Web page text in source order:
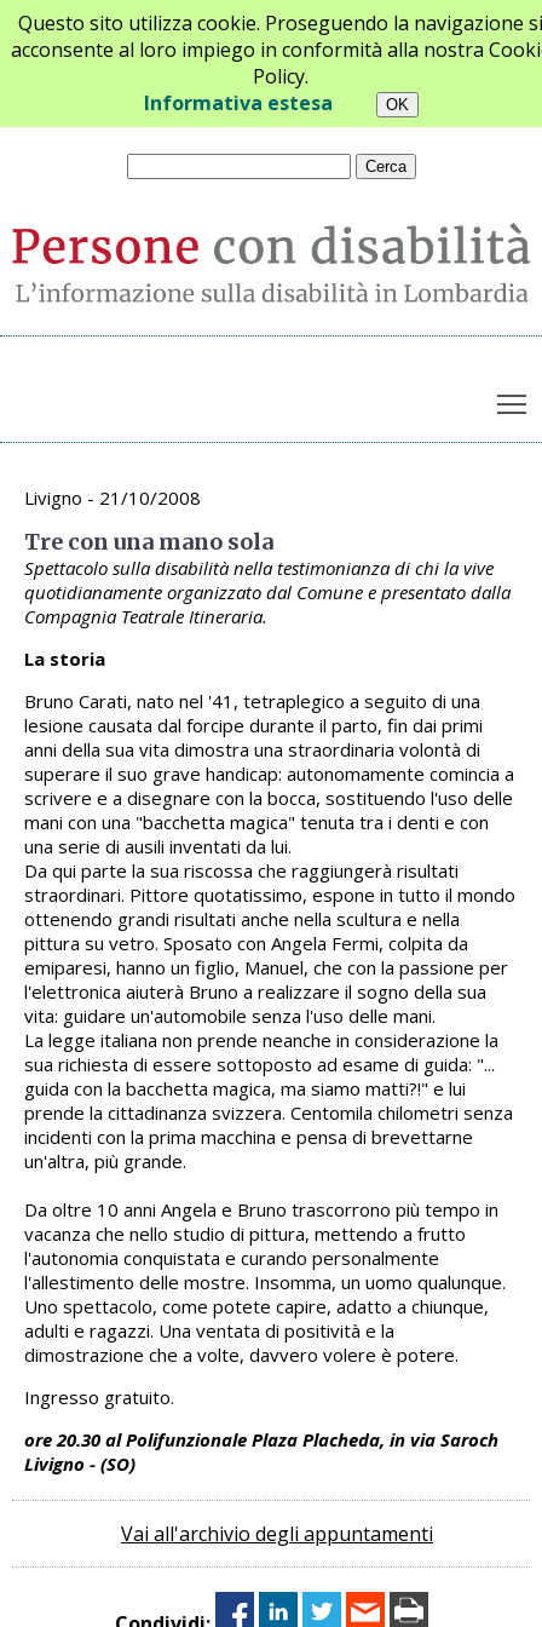
Questo sito utilizza cookie. Proseguendo la navigazione si
acconsente al loro impiego in conformità alla nostra
Policy.
Informativa estesa
Chi siamo Newsletter Contatti
Archivio appuntamenti
Livigno - 21/10/2008
Tre con una mano sola
Spettacolo sulla disabilità nella testimonianza di chi la vive
quotidianamente organizzato dal Comune e presentato dalla
Compagnia Teatrale Itineraria.
La storia
Bruno Carati, nato nel '41, tetraplegico a seguito di una
lesione causata dal forcipe durante il parto, fin dai primi
anni della sua vita dimostra una straordinaria volontà di
superare il suo grave handicap: autonomamente comincia a
scrivere e a disegnare con la bocca, sostituendo l'uso delle
mani con una "bacchetta magica" tenuta tra i denti e con
una serie di ausili inventati da lui.
Da qui parte la sua riscossa che raggiungerà risultati
straordinari. Pittore quotatissimo, espone in tutto il mondo
ottenendo grandi risultati anche nella scultura e nella
pittura su vetro. Sposato con Angela Fermi, colpita da
emiparesi, hanno un figlio, Manuel, che con la passione per
l'elettronica aiuterà Bruno a realizzare il sogno della sua
vita: guidare un'automobile senza l'uso delle mani.
La legge italiana non prende neanche in considerazione la
sua richiesta di essere sottoposto ad esame di guida: "...
guida con la bacchetta magica, ma siamo matti?!" e lui
prende la cittadinanza svizzera. Centomila chilometri senza
incidenti con la prima macchina e pensa di brevettarne
un'altra, più grande.
Da oltre 10 anni Angela e Bruno trascorrono più tempo in
vacanza che nello studio di pittura, mettendo a frutto
l'autonomia conquistata e curando personalmente
l'allestimento delle mostre. Insomma, un uomo qualunque.
Uno spettacolo, come potete capire, adatto a chiunque,
adulti e ragazzi. Una ventata di positività e la
dimostrazione che a volte, davvero volere è potere.
Ingresso gratuito.
ore 20.30 al Polifunzionale Plaza Placheda, in via Saroch
Livigno - (SO)
Vai all'archivio degli appuntamenti